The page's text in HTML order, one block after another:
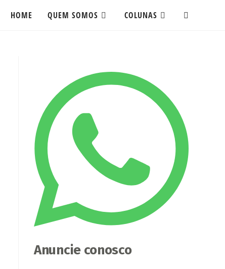
HOME QUEM SOMOS COLUNAS ALTERNAR
Anuncie conosco